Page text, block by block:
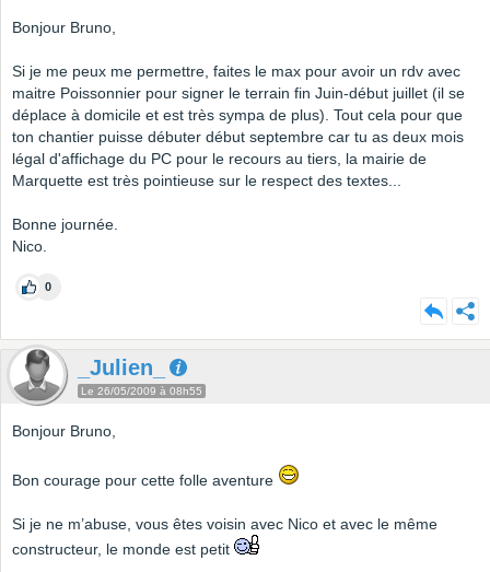
Bonjour Bruno,
Si je me peux me permettre, faites le max pour avoir un rdv avec
maitre Poissonnier pour signer le terrain fin Juin-début juillet (il se
déplace à domicile et est très sympa de plus). Tout cela pour que
ton chantier puisse débuter début septembre car tu as deux mois
légal d'affichage du PC pour le recours au tiers, la mairie de
Marquette est très pointieuse sur le respect des textes...
Bonne journée.
Nico.
0
_Julien_
Le 26/05/2009 à 08h55
Bonjour Bruno,
Bon courage pour cette folle aventure
Si je ne m’abuse, vous êtes voisin avec Nico et avec le même
constructeur, le monde est petit